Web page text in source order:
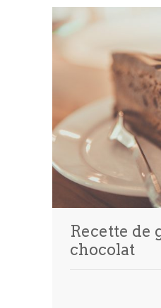
Recette de
chocolat